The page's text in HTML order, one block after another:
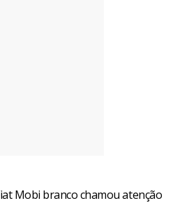
Mobi branco chamou atenção